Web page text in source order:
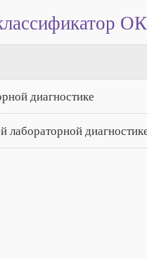
классификатор
диагностике
лабораторной